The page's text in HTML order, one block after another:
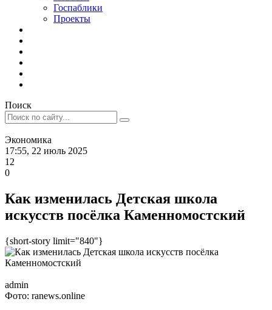
Госпаблики
Проекты
Поиск
Экономика
17:55, 22 июль 2025
12
0
Как изменилась Детская школа
искусств посёлка Каменномостский
{short-story limit="840"}
admin
Фото: ranews.online